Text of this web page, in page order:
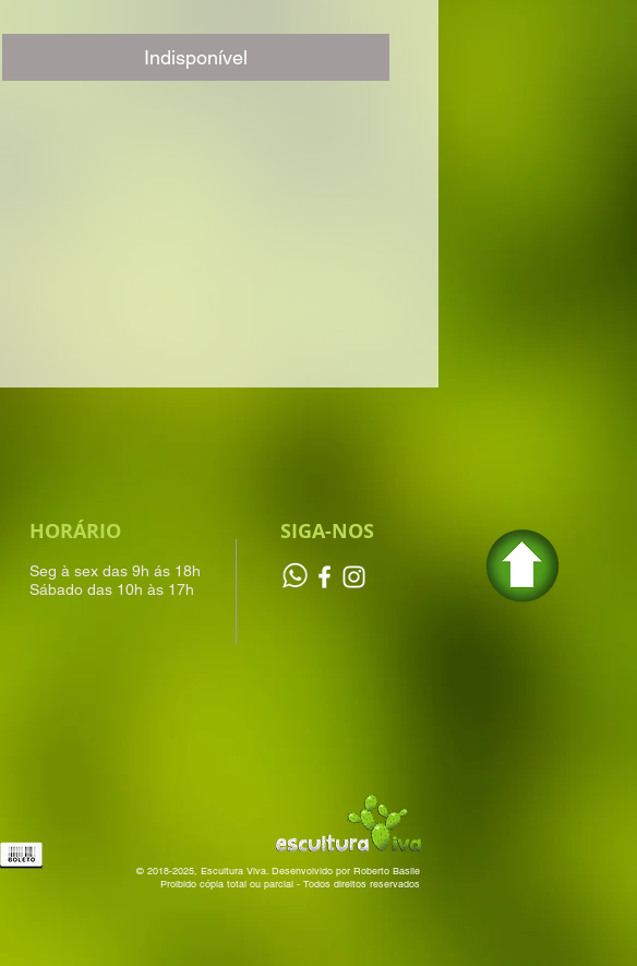
Indisponível
HORÁRIO
Seg à sex das 9h ás 18h
Sábado das 10h às 17h
SIGA-NOS
© 2018-2025, Escultura Viva. Desenvolvido por Roberto Basile
Proibido cópia total ou parcial - Todos direitos reservados